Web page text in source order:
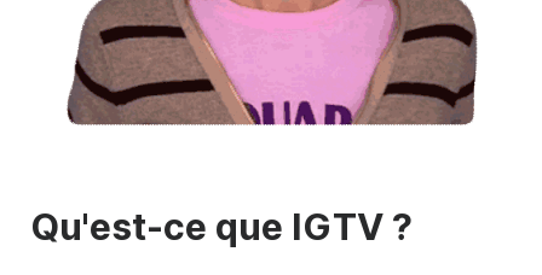
Qu'est-ce que IGTV ?